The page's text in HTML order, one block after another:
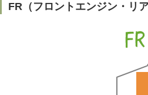
FR（フロントエンジン・リ